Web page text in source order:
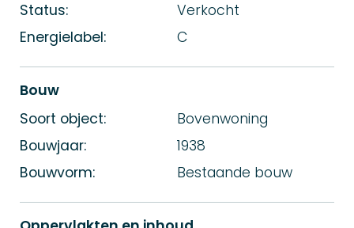
Status:
Verkocht
Energielabel:
C
Bouw
Soort object:
Bovenwoning
Bouwjaar:
1938
Bouwvorm:
Bestaande bouw